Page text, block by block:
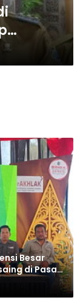
Besar
di Pasar